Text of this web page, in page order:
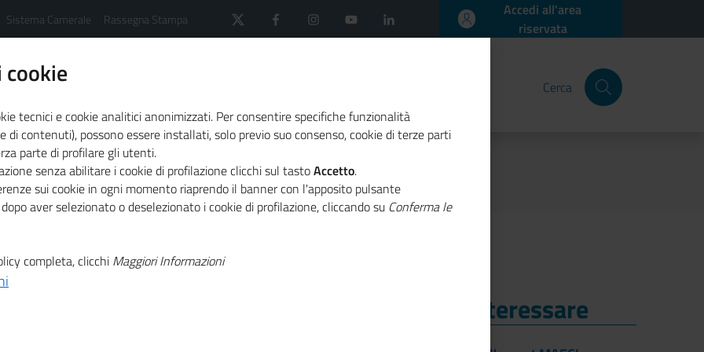
Sistema Camerale Rassegna Stampa
Accedi all'area
riservata
Cerca
sistema camerale
Primo Piano
nel nuovo numero di Mosaico Europa
tra Europa e
numero di
Ti Potrebbe Interessare
tecnici e cookie analitici anonimizzati. Per consentire specifiche funzionalità
di contenuti), possono essere installati, solo previo suo consenso, cookie di terze parti
parte di profilare gli utenti.
senza abilitare i cookie di profilazione clicchi sul tastoAccetto.
sui cookie in ogni momento riaprendo il banner con l'apposito pulsante
aver selezionato o deselezionato i cookie di profilazione, cliccando su Conferma le
completa, clicchi Maggiori Informazioni